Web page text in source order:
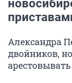
Александра
двойников,
арестовывать